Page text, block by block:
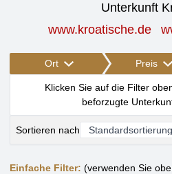
Unterkunft
www.kroatische.de
Ort Preis
Klicken Sie auf die Filter
beforzugte
Sortieren nach
Einfache Filter: (verwenden Sie